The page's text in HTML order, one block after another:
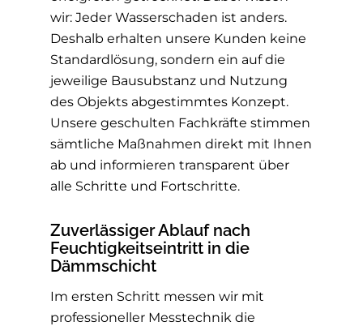
wir: Jeder Wasserschaden ist anders.
Deshalb erhalten unsere Kunden keine
Standardlösung, sondern ein auf die
jeweilige Bausubstanz und Nutzung
des Objekts abgestimmtes Konzept.
Unsere geschulten Fachkräfte stimmen
sämtliche Maßnahmen direkt mit Ihnen
ab und informieren transparent über
alle Schritte und Fortschritte.
Zuverlässiger Ablauf nach
Feuchtigkeitseintritt in die
Dämmschicht
Im ersten Schritt messen wir mit
professioneller Messtechnik die